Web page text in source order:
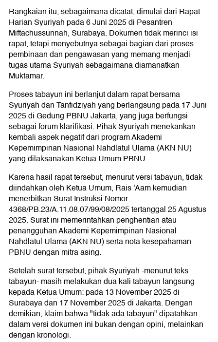
Rangkaian itu, sebagaimana dicatat, dimulai dari Rapat
Harian Syuriyah pada 6 Juni 2025 di Pesantren
Miftachussunnah, Surabaya. Dokumen tidak merinci isi
rapat, tetapi menyebutnya sebagai bagian dari proses
pembinaan dan pengawasan yang memang menjadi
tugas utama Syuriyah sebagaimana diamanatkan
Muktamar.
Proses tabayun ini berlanjut dalam rapat bersama
Syuriyah dan Tanfidziyah yang berlangsung pada 17 Juni
2025 di Gedung PBNU Jakarta, yang juga berfungsi
sebagai forum klarifikasi. Pihak Syuriyah menekankan
kembali aspek negatif dari program Akademi
Kepemimpinan Nasional Nahdlatul Ulama (AKN NU)
yang dilaksanakan Ketua Umum PBNU.
Karena hasil rapat tersebut, menurut versi tabayun, tidak
diindahkan oleh Ketua Umum, Rais 'Aam kemudian
menerbitkan Surat Instruksi Nomor
4368/PB.23/A.11.08.07/99/08/2025 tertanggal 25 Agustus
2025. Surat ini memerintahkan penghentian atau
penangguhan Akademi Kepemimpinan Nasional
Nahdlatul Ulama (AKN NU) serta nota kesepahaman
PBNU dengan mitra asing.
Setelah surat tersebut, pihak Syuriyah -menurut teks
tabayun- masih melakukan dua kali tabayun langsung
kepada Ketua Umum: pada 13 November 2025 di
Surabaya dan 17 November 2025 di Jakarta. Dengan
demikian, klaim bahwa "tidak ada tabayun" dipatahkan
dalam versi dokumen ini bukan dengan opini, melainkan
dengan kronologi.